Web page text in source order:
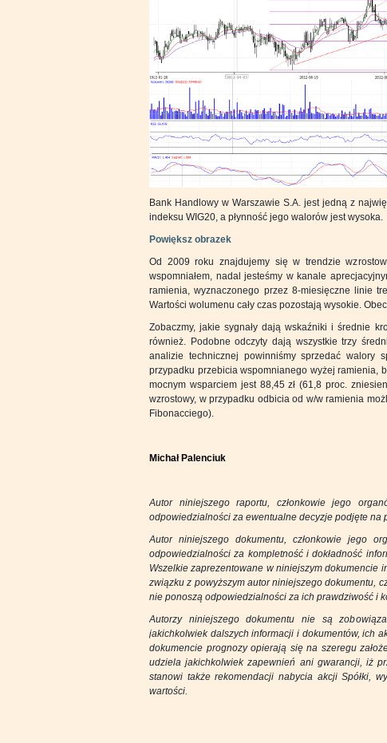
Bank Handlowy w Warszawie S.A. jest jedną z
indeksu WIG20, a płynność jego walorów jest wysoka.
Powiększ obrazek
Od 2009 roku znajdujemy się w trendzie
wspomniałem, nadal jesteśmy w kanale
ramienia, wyznaczonego przez 8-miesięczne linie
Wartości wolumenu cały czas pozostają wysokie.
Zobaczmy, jakie sygnały dają wskaźniki i średnie
również. Podobne odczyty dają wszystkie trzy
analizie technicznej powinniśmy sprzedać walory
przypadku przebicia wspomnianego wyżej ramienia,
mocnym wsparciem jest 88,45 zł (61,8 proc.
wzrostowy, w przypadku odbicia od w/w ramienia
Fibonacciego).
Michał Palenciuk
Autor niniejszego raportu, członkowie jego
odpowiedzialności za ewentualne decyzje podjęte na
Autor niniejszego dokumentu, członkowie jego
odpowiedzialności za kompletność i dokładność
Wszelkie zaprezentowane w niniejszym dokumencie
związku z powyższym autor niniejszego dokumentu,
nie ponoszą odpowiedzialności za ich prawdziwość i
Autorzy niniejszego dokumentu nie są
jakichkolwiek dalszych informacji i dokumentów, ich
dokumencie prognozy opierają się na szeregu
udziela jakichkolwiek zapewnień ani gwarancji, iż
stanowi także rekomendacji nabycia akcji Spółki,
wartości.